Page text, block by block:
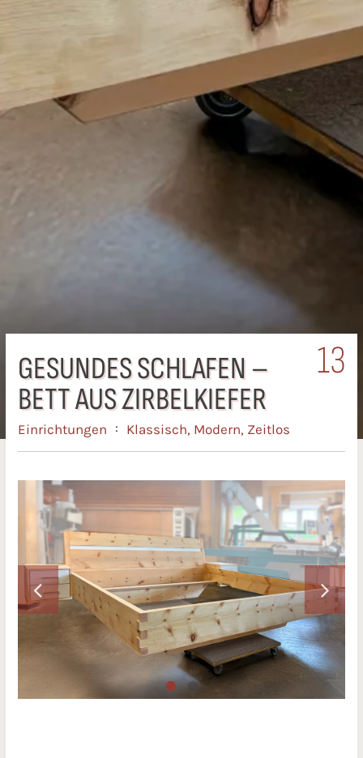
GESUNDES SCHLAFEN –
BETT AUS ZIRBELKIEFER
13
Einrichtungen : Klassisch, Modern, Zeitlos